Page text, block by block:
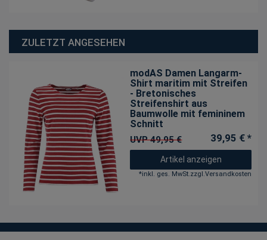
ZULETZT ANGESEHEN
modAS Damen Langarm-
Shirt maritim mit Streifen
- Bretonisches
Streifenshirt aus
Baumwolle mit femininem
Schnitt
UVP 49,95 € 39,95 € *
Artikel anzeigen
*inkl. ges. MwSt.zzgl.Versandkosten